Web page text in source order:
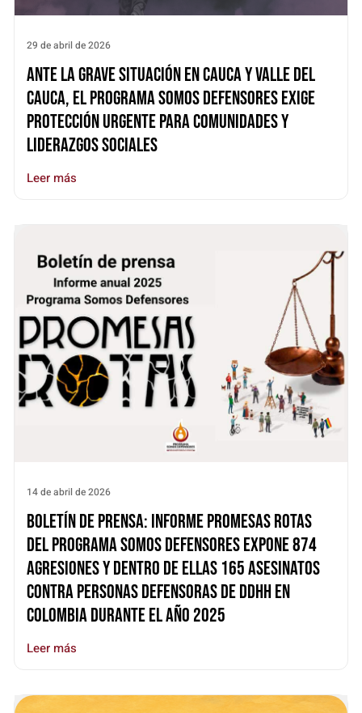
29 de abril de 2026
Ante la grave situación en Cauca y Valle del
Cauca, el Programa Somos Defensores exige
protección urgente para comunidades y
liderazgos sociales
Leer más
14 de abril de 2026
Boletín de prensa: Informe Promesas Rotas
del Programa Somos Defensores expone 874
agresiones y dentro de ellas 165 asesinatos
contra personas defensoras de DDHH en
Colombia durante el año 2025
Leer más